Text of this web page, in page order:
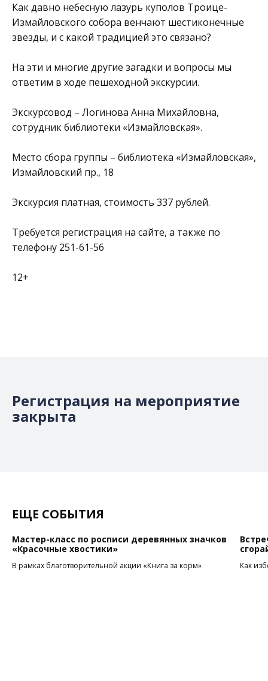
Как давно небесную лазурь куполов Троице-
Измайловского собора венчают шестиконечные
звезды, и с какой традицией это связано?
На эти и многие другие загадки и вопросы мы
ответим в ходе пешеходной экскурсии.
Экскурсовод – Логинова Анна Михайловна,
сотрудник библиотеки «Измайловская».
Место сбора группы – библиотека «Измайловская»,
Измайловский пр., 18
Экскурсия платная, стоимость 337 рублей.
Требуется регистрация на сайте, а также по
телефону 251-61-56
12+
Регистрация на мероприятие
закрыта
ЕЩЕ СОБЫТИЯ
Мастер-класс по росписи деревянных значков
«Красочные хвостики»
В рамках благотворительной акции «Книга за корм» Как